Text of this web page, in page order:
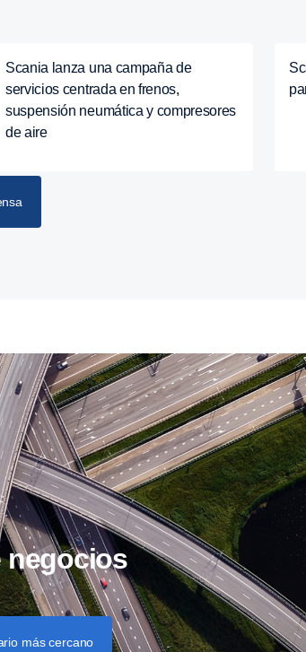
Scania lanza una campaña de
servicios centrada en frenos,
suspensión neumática y compresores
de aire
negocios
más cercano